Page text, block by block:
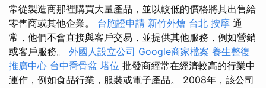
常從製造商那裡購買大量產品，並以較低的價格將其出售給
零售商或其他企業。 台胞證申請 新竹外燴 台北 按摩 通
常，他們不會直接與客戶交易，並提供其他服務，例如營銷
或客戶服務。 外國人設立公司 Google商家檔案 養生整復
推廣中心 台中喬骨盆 塔位 批發商經常在經濟較高的行業中
運作，例如食品行業，服裝或電子產品。 2008年，該公司